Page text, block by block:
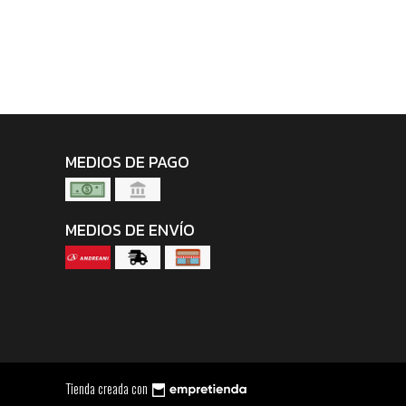
MEDIOS DE PAGO
MEDIOS DE ENVÍO
Tienda creada con